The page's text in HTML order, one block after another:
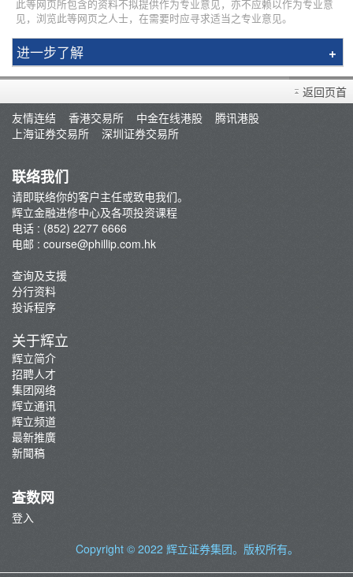
此等网页所包含的资料不拟提供作为专业意见，亦不应赖以作为专业意
见，浏览此等网页之人士，在需要时应寻求适当之专业意见。
进一步了解
简介
辉立课程
讲师
返回页首
友情连结
香港交易所 中金在线港股
腾讯港股
上海证券交易所
深圳证券交易所
联络我们
请即联络你的客户主任或致电我们。
辉立金融进修中心及各项投资课程
电话 : (852) 2277 6666
电邮 : course@phillip.com.hk
查询及支援
分行资料
投诉程序
关于辉立
辉立简介
招聘人才
集团网络
辉立通讯
辉立频道
最新推廣
新聞稿
查数网
登入
Copyright © 2022 辉立证券集团。版权所有。